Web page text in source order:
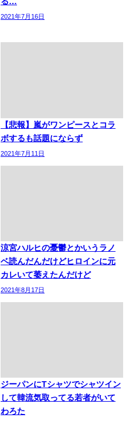
2021年7月16日
【悲報】嵐がワンピースとコラ
ボするも話題にならず
2021年7月11日
涼宮ハルヒの憂鬱とかいうラノ
ベ読んだんだけどヒロインに元
カレいて萎えたんだけど
2021年8月17日
ジーパンにTシャツでシャツイン
して韓流気取ってる若者がいて
わろた